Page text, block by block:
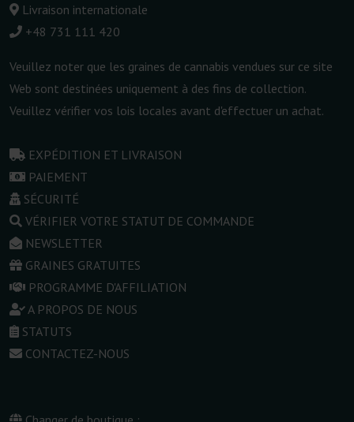
Livraison internationale
+48 731 111 420
Veuillez noter que les graines de cannabis vendues sur ce site
Web sont destinées uniquement à des fins de collection.
Veuillez vérifier vos lois locales avant d'effectuer un achat.
EXPÉDITION ET LIVRAISON
PAIEMENT
SÉCURITÉ
VÉRIFIER VOTRE STATUT DE COMMANDE
NEWSLETTER
GRAINES GRATUITES
PROGRAMME D'AFFILIATION
A PROPOS DE NOUS
STATUTS
CONTACTEZ-NOUS